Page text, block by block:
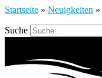
Startseite » Neuigkeiten »
Suche